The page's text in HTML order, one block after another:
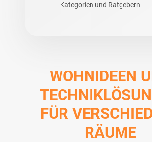
Kategorien und Ratgebern
WOHNIDEEN
FÜR
RÄUME